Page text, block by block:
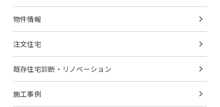
物件情報
注文住宅
既存住宅診断・ リノベーション
施工事例